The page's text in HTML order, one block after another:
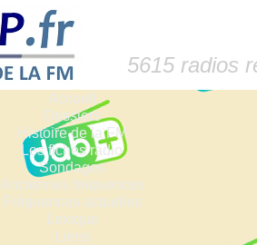
5615 radios
Accueil
Dossiers
Histoire de la FM
Les fiches radio
Sondages
Anciennes fréquences
Fréquences actuelles
Lexique
Liens